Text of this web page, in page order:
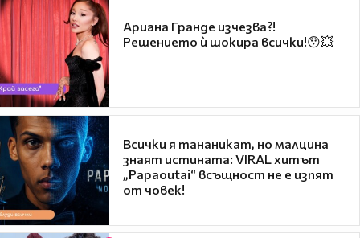
Ариана Гранде изчезва?!
Решението ѝ шокира всички!😯💥
Всички я тананикат, но малцина
знаят истината: VIRAL хитът
„Papaoutai“ всъщност не е изпят
от човек!